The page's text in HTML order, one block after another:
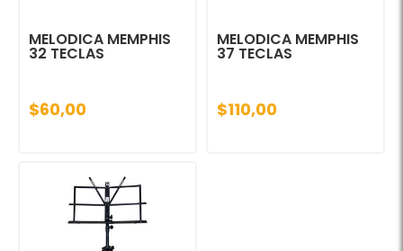
MELODICA MEMPHIS
32 TECLAS
$60,00
MELODICA MEMPHIS
37 TECLAS
$110,00